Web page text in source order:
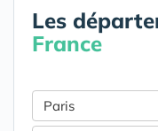
Les
France
Paris